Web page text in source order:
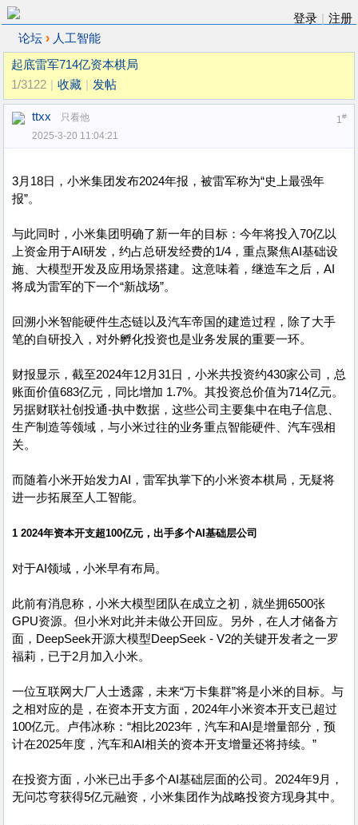
登录
注册
论坛 › 人工智能
起底雷军714亿资本棋局
1/3122
收藏 发帖
1#
ttxx
只看他
2025-3-20 11:04:21
3月18日，小米集团发布2024年报，被雷军称为“史上最强年
报”。
与此同时，小米集团明确了新一年的目标：今年将投入70亿以
上资金用于AI研发，约占总研发经费的1/4，重点聚焦AI基础设
施、大模型开发及应用场景搭建。这意味着，继造车之后，AI
将成为雷军的下一个“新战场”。
回溯小米智能硬件生态链以及汽车帝国的建造过程，除了大手
笔的自研投入，对外孵化投资也是业务发展的重要一环。
财报显示，截至2024年12月31日，小米共投资约430家公司，总
账面价值683亿元，同比增加 1.7%。其投资总价值为714亿元。
另据财联社创投通-执中数据，这些公司主要集中在电子信息、
生产制造等领域，与小米过往的业务重点智能硬件、汽车强相
关。
而随着小米开始发力AI，雷军执掌下的小米资本棋局，无疑将
进一步拓展至人工智能。
1 2024年资本开支超100亿元，出手多个AI基础层公司
对于AI领域，小米早有布局。
此前有消息称，小米大模型团队在成立之初，就坐拥6500张
GPU资源。但小米对此并未做公开回应。另外，在人才储备方
面，DeepSeek开源大模型DeepSeek - V2的关键开发者之一罗
福莉，已于2月加入小米。
一位互联网大厂人士透露，未来“万卡集群”将是小米的目标。与
之相对应的是，在资本开支方面，2024年小米资本开支已超过
100亿元。卢伟冰称：“相比2023年，汽车和AI是增量部分，预
计在2025年度，汽车和AI相关的资本开支增量还将持续。”
在投资方面，小米已出手多个AI基础层面的公司。2024年9月，
无问芯穹获得5亿元融资，小米集团作为战略投资方现身其中。